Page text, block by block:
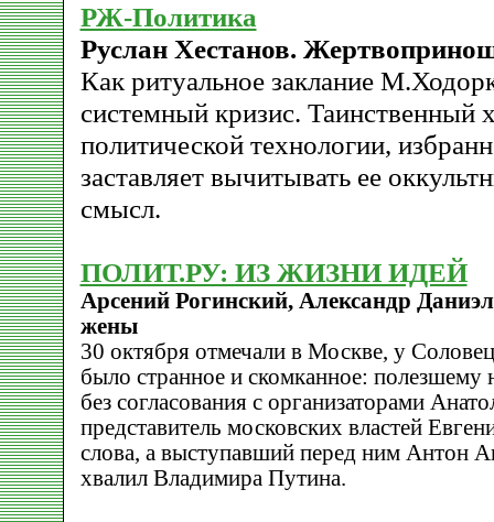
РЖ-Политика
Руслан Хестанов.
Как ритуальное заклание
системный кризис. Таинственный
политической технологии,
заставляет вычитывать ее
смысл.
ПОЛИТ.РУ: ИЗ ЖИЗНИ ИДЕЙ
Арсений Рогинский, Александр
жены
30 октября отмечали в Москве, у
было странное и скомканное: полезшему
без согласования с организаторами
представитель московских властей
слова, а выступавший перед ним Антон
хвалил Владимира Путина.